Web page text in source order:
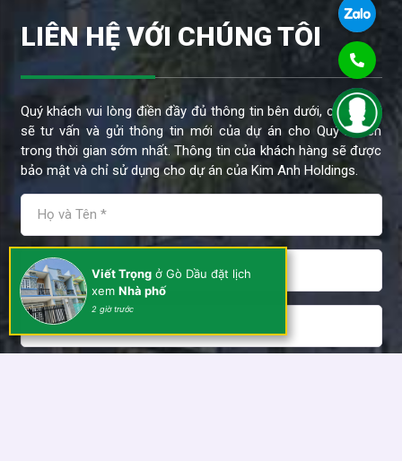
LIÊN HỆ VỚI CHÚNG TÔI
Quý khách vui lòng điền đầy đủ thông tin bên dưới, chúng tôi
sẽ tư vấn và gửi thông tin mới của dự án cho Quý Khách
trong thời gian sớm nhất. Thông tin của khách hàng sẽ được
bảo mật và chỉ sử dụng cho dự án của Kim Anh Holdings.
Viết Trọng ở Gò Dầu đặt lịch
xem Nhà phố
2 giờ trước